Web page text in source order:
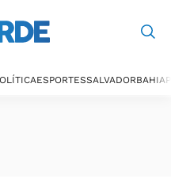
ESPORTESSALVADORBAHIA